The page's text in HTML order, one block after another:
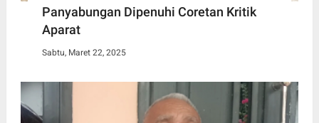
Panyabungan Dipenuhi Coretan Kritik
Aparat
Sabtu, Maret 22, 2025